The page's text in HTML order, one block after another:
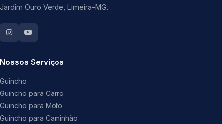
Jardim Ouro Verde, Limeira-MG.
Nossos Serviços
Guincho
Guincho para Carro
Guincho para Moto
Guincho para Caminhão